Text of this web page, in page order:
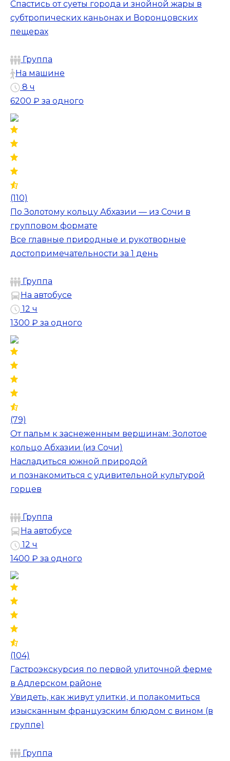
Спастись от суеты города и знойной жары в
субтропических каньонах и Воронцовских
пещерах
Группа
На машине
8 ч
6200 ₽ за одного
(110)
По Золотому кольцу Абхазии — из Сочи в
групповом формате
Все главные природные и рукотворные
достопримечательности за 1 день
Группа
На автобусе
12 ч
1300 ₽ за одного
(79)
От пальм к заснеженным вершинам: Золотое
кольцо Абхазии (из Сочи)
Насладиться южной природой
и познакомиться с удивительной культурой
горцев
Группа
На автобусе
12 ч
1400 ₽ за одного
(104)
Гастроэкскурсия по первой улиточной ферме
в Адлерском районе
Увидеть, как живут улитки, и полакомиться
изысканным французским блюдом с вином (в
группе)
Группа